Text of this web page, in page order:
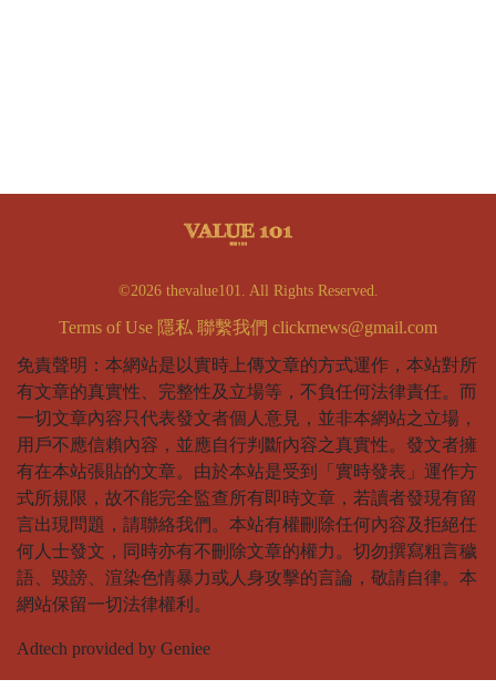
©2026 thevalue101. All Rights Reserved.
Terms of Use 隱私 聯繫我們 clickrnews@gmail.com
免責聲明：本網站是以實時上傳文章的方式運作，本站對所
有文章的真實性、完整性及立場等，不負任何法律責任。而
一切文章內容只代表發文者個人意見，並非本網站之立場，
用戶不應信賴內容，並應自行判斷內容之真實性。發文者擁
有在本站張貼的文章。由於本站是受到「實時發表」運作方
式所規限，故不能完全監查所有即時文章，若讀者發現有留
言出現問題，請聯絡我們。本站有權刪除任何內容及拒絕任
何人士發文，同時亦有不刪除文章的權力。切勿撰寫粗言穢
語、毀謗、渲染色情暴力或人身攻擊的言論，敬請自律。本
網站保留一切法律權利。
Adtech provided by Geniee